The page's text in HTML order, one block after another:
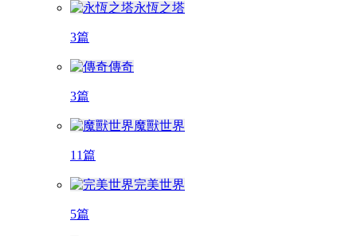
永恆之塔
3篇
傳奇
3篇
魔獸世界
11篇
完美世界
5篇